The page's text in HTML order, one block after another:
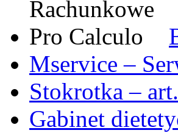
Mservice –
Stokrotka –
Gabinet